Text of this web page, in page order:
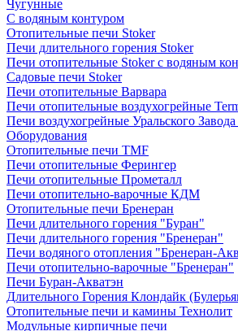
Чугунные
C водяным контуром
Отопительные печи Stoker
Печи длительного горения Stoker
Печи отопительные Stoker с водяным
Садовые печи Stoker
Печи отопительные Варвара
Печи отопительные воздухогрейные
Печи воздухогрейные Уральского
Оборудования
Отопительные печи TMF
Печи отопительные Ферингер
Печи отопительные Прометалл
Печи отопительно-варочные КДМ
Отопительные печи Бренеран
Печи длительного горения "Буран"
Печи длительного горения "Бренеран"
Печи водяного отопления "Бренеран-
Печи отопительно-варочные "Бренеран"
Печи Буран-Акватэн
Длительного Горения Клондайк
Отопительные печи и камины Технолит
Модульные кирпичные печи